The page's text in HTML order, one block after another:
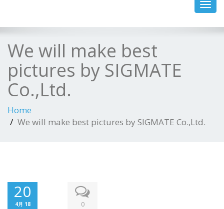
We will make best
pictures by SIGMATE
Co.,Ltd.
Home
We will make best pictures by SIGMATE Co.,Ltd.
20
4月 18 0